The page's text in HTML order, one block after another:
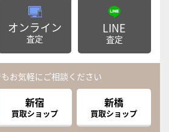
オンライン
査定
LINE
査定
お気軽にご相談ください
新宿
買取ショップ
新橋
買取ショップ